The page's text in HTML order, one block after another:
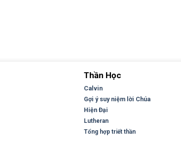
Thần Học
Calvin
Gợi ý suy niệm lời Chúa
Hiện Đại
Lutheran
Tổng hợp triết thần